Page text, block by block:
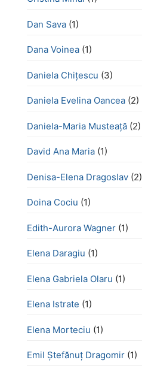
Dan Sava (1)
Dana Voinea (1)
Daniela Chițescu (3)
Daniela Evelina Oancea (2)
Daniela-Maria Musteață (2)
David Ana Maria (1)
Denisa-Elena Dragoslav (2)
Doina Cociu (1)
Edith-Aurora Wagner (1)
Elena Daragiu (1)
Elena Gabriela Olaru (1)
Elena Istrate (1)
Elena Morteciu (1)
Emil Ștefănuț Dragomir (1)